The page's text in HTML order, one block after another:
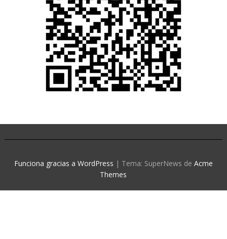
Funciona gracias a WordPress | Tema: SuperNews de Acme
Themes